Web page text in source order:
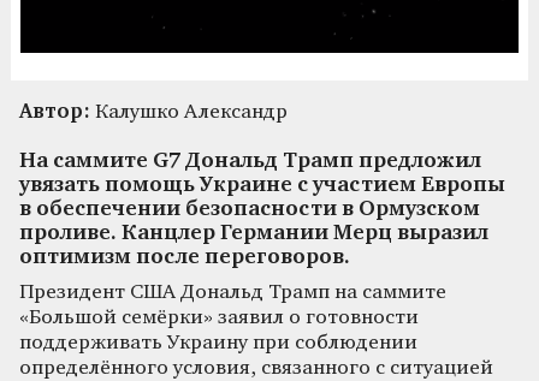
Автор: Калушко Александр
На саммите G7 Дональд Трамп предложил
увязать помощь Украине с участием Европы
в обеспечении безопасности в Ормузском
проливе. Канцлер Германии Мерц выразил
оптимизм после переговоров.
Президент США Дональд Трамп на саммите
«Большой семёрки» заявил о готовности
поддерживать Украину при соблюдении
определённого условия, связанного с ситуацией